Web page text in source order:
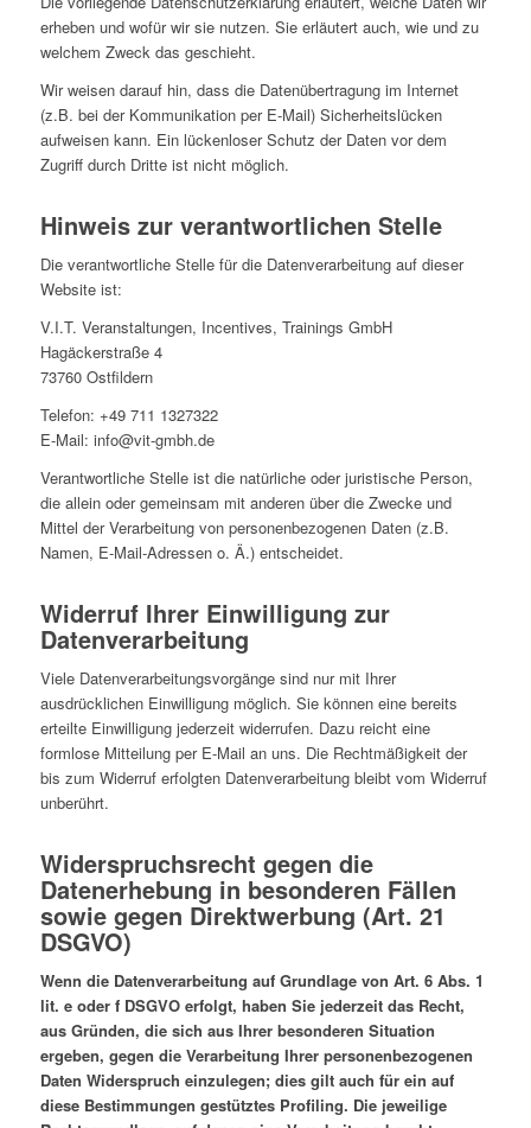
erheben und wofür wir sie nutzen. Sie erläutert auch, wie und zu
welchem Zweck das geschieht.
Wir weisen darauf hin, dass die Datenübertragung im Internet
(z.B. bei der Kommunikation per E-Mail) Sicherheitslücken
aufweisen kann. Ein lückenloser Schutz der Daten vor dem
Zugriff durch Dritte ist nicht möglich.
Hinweis zur verantwortlichen Stelle
Die verantwortliche Stelle für die Datenverarbeitung auf dieser
Website ist:
V.I.T. Veranstaltungen, Incentives, Trainings GmbH
Hagäckerstraße 4
73760 Ostfildern
Telefon: +49 711 1327322
E-Mail: info@vit-gmbh.de
Verantwortliche Stelle ist die natürliche oder juristische Person,
die allein oder gemeinsam mit anderen über die Zwecke und
Mittel der Verarbeitung von personenbezogenen Daten (z.B.
Namen, E-Mail-Adressen o. Ä.) entscheidet.
Widerruf Ihrer Einwilligung zur
Datenverarbeitung
Viele Datenverarbeitungsvorgänge sind nur mit Ihrer
ausdrücklichen Einwilligung möglich. Sie können eine bereits
erteilte Einwilligung jederzeit widerrufen. Dazu reicht eine
formlose Mitteilung per E-Mail an uns. Die Rechtmäßigkeit der
bis zum Widerruf erfolgten Datenverarbeitung bleibt vom Widerruf
unberührt.
Widerspruchsrecht gegen die
Datenerhebung in besonderen Fällen
sowie gegen Direktwerbung (Art. 21
DSGVO)
Wenn die Datenverarbeitung auf Grundlage von Art. 6 Abs. 1
lit. e oder f DSGVO erfolgt, haben Sie jederzeit das Recht,
aus Gründen, die sich aus Ihrer besonderen Situation
ergeben, gegen die Verarbeitung Ihrer personenbezogenen
Daten Widerspruch einzulegen; dies gilt auch für ein auf
diese Bestimmungen gestütztes Profiling. Die jeweilige